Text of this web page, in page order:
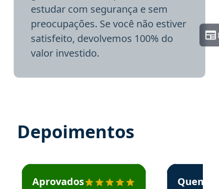
estudar com segurança e sem
preocupações. Se você não estiver
satisfeito, devolvemos 100% do
valor investido.
Depoimentos
Estudante José recomenda o Aprova Concursos em
Aprovados
Estudante
Quem